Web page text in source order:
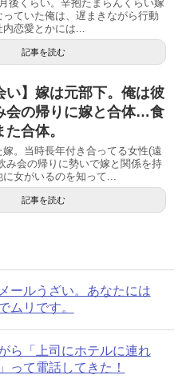
後くらい。辛抱たまらんくらい嫁
ていた俺は、遅まきながら行動
内恋愛とかには...
記事を読む
い】嫁は元部下。俺は彼
会の帰りに嫁と合体…食
合体。
嫁。当時長年付き合ってる女性(遠
み会の帰りに勢いで嫁と関係を持
女がいるのを知って...
記事を読む
ールうざい。あなたには
ムリです。
ら「上司にホテルに連れ
って電話してきた！